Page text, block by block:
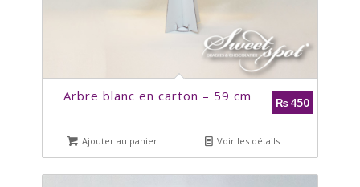
Arbre blanc en carton – 59 cm ₨450
Ajouter au panier Voir les détails